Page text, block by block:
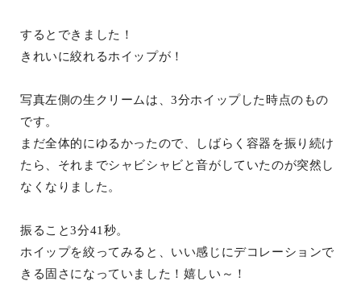
するとできました！
きれいに絞れるホイップが！
写真左側の生クリームは、3分ホイップした時点のもの
です。
まだ全体的にゆるかったので、しばらく容器を振り続け
たら、それまでシャビシャビと音がしていたのが突然し
なくなりました。
振ること3分41秒。
ホイップを絞ってみると、いい感じにデコレーションで
きる固さになっていました！嬉しい～！